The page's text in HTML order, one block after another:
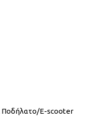
Ποδήλατο/E-scooter